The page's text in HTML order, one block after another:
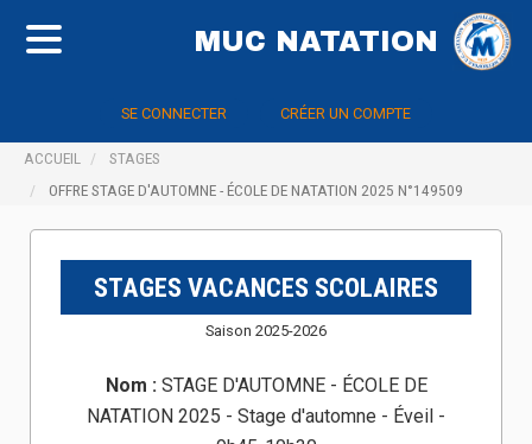
MUC NATATION
SE CONNECTER CRÉER UN COMPTE
ACCUEIL
STAGES
OFFRE STAGE D'AUTOMNE - ÉCOLE DE NATATION 2025 N°149509
STAGES VACANCES SCOLAIRES
Saison 2025-2026
Nom :STAGE D'AUTOMNE - ÉCOLE DE
NATATION 2025 - Stage d'automne - Éveil -